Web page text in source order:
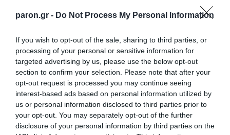
paron.gr - Do Not Process My Personal Information
If you wish to opt-out of the sale, sharing to third parties, or
processing of your personal or sensitive information for
targeted advertising by us, please use the below opt-out
section to confirm your selection. Please note that after your
opt-out request is processed you may continue seeing
interest-based ads based on personal information utilized by
us or personal information disclosed to third parties prior to
your opt-out. You may separately opt-out of the further
disclosure of your personal information by third parties on the
πρωτοβουλία για την άρση της ανωνυμίας στο
διαδίκτυο.